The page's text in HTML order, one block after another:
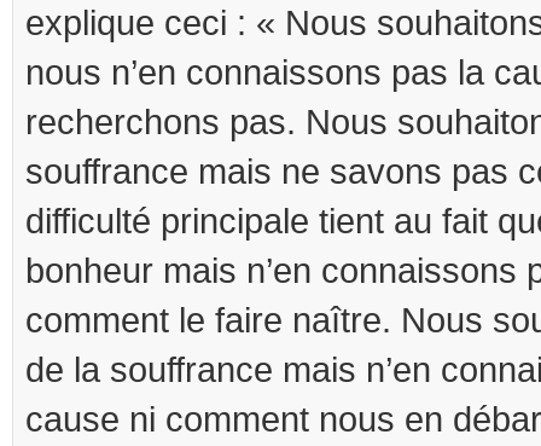
explique ceci : « Nous
nous n’en connaissons pas la
recherchons pas. Nous
souffrance mais ne savons pas
difficulté principale tient au fait
bonheur mais n’en connaissons
comment le faire naître. Nous
de la souffrance mais n’en
cause ni comment nous en